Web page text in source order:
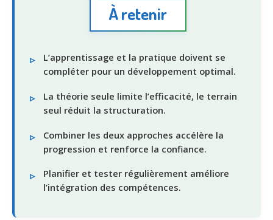
À retenir
L’apprentissage et la pratique doivent se
compléter pour un développement optimal.
La théorie seule limite l’efficacité, le terrain
seul réduit la structuration.
Combiner les deux approches accélère la
progression et renforce la confiance.
Planifier et tester régulièrement améliore
l’intégration des compétences.